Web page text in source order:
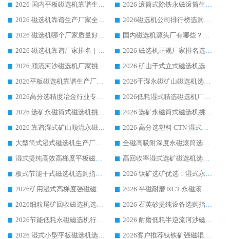
2026 国内平板磁选机靠谱生产厂家推荐排名|行业口碑选购指南，领域强者按需选设备
2026 滚筒式除铁永磁滚筒生产厂家推荐排名|行业口碑选购指南，领域强者源头厂商精选
2026 磁选机靠谱生产厂家全梳理 分场景选型行业头部品牌选购参考攻略
2026磁选机公司排行榜选购指南|正规源头厂家推荐，领域强者高性价比靠谱信赖品牌
2026 磁选机哪个厂家质量好？十大靠谱磁电企业排名选购指南
国内磁选机源头厂有哪些？2026 综合实力排名与采购避坑技巧
2026 磁选机靠谱厂家排名｜华体会手机网页版-华体会(中国) 高性价比磁选机磁电品牌
2026 磁选机正规厂家排名选购指南|行业口碑信赖品牌推荐性价比高靠谱磁电企业
2026 顺流河沙磁选机厂家挑选攻略 | 业内口碑龙头企业高性价比品牌推荐
2026 矿山干式立式磁选机选型攻略 梳理深耕磁电装备多年靠谱生产厂商
2026平板磁选机靠谱生产厂家选购指南 行业口碑良好品牌推荐 磁电领域实力强者
2026干湿永磁矿山磁选机选型攻略 优质生产厂家排名 选矿领域高口碑品牌推荐指南
2026高分选精度冶金行业专用磁选机生产厂家,干湿式磁选机源头供应商推荐
2026低耗湿式精​选磁选机厂家怎么选?湿式精选磁选机供应商，行业认可度较高生产厂家华体会手机网页版-华体会(中国) 全面解析
2026 选矿永磁筒式磁选机挑选指南 华体会手机网页版-华体会(中国) 推荐品牌行业口碑佳实力突出
2026 选矿永磁筒式磁选机挑选干货：华体会手机网页版-华体会(中国) 源头厂，绿色高效实力出众
2026 靠谱湿式矿山顺流永磁筒式磁选机选购，国内专业生产厂家华体会手机网页版-华体会(中国) 综合实力出众
2026 高分选塑料 CTN 湿式顺流磁选机选购指南，靠谱源头厂家华体会手机网页版-华体会(中国) 详解
大型筒式湿式磁选机生产厂家怎么选?华体会手机网页版-华体会(中国) 设备口碑广受行业认可
全磁高吸附深度永磁滚筒选购指南 业内口碑稳定磁电设备生产厂家详细推荐
湿式提纯高效高梯度平板磁选机靠谱设备源头厂商华体会手机网页版-华体会(中国) 综合测评
高回收率湿式选矿磁选机选购指南 业内口碑磁电设备生产厂家实力解析
板式节能干式磁选机选购指南，源头生产厂家华体会手机网页版-华体会(中国) 综合实力可观
2026 钛矿选矿优选：湿式永磁筒式磁选机源头厂家华体会手机网页版-华体会(中国) 综合解析
2026矿用湿式高梯度强磁磁选机选购指南，临朐靠谱磁电生产厂家华体会手机网页版-华体会(中国) 详解
2026 半磁耐磨 RCT 永磁滚筒选购指南，临朐源头生产厂家华体会手机网页版-华体会(中国) 实测分享
2026细粒尾矿回收磁选机选购指南 产业集群优质生产厂家华体会手机网页版-华体会(中国) 解析
2026 石英砂提纯设备选购指南：华体会手机网页版-华体会(中国) 提纯磁选机厂家综合解读
2026节能低耗永磁磁选机行业优选标杆 临朐华体会手机网页版-华体会(中国) 专业生产厂家
2026 耐磨低耗半逆流河沙磁选机选购指南 临朐产业集群源头厂华体会手机网页版-华体会(中国) 详细解析
2026 湿式小型平板磁选机选矿适配设备 临朐华体会手机网页版-华体会(中国) 实体生产厂家直供
2026客户推荐钛铁矿强磁辊式磁选机，临朐靠谱生产厂家华体会手机网页版-华体会(中国) 详解